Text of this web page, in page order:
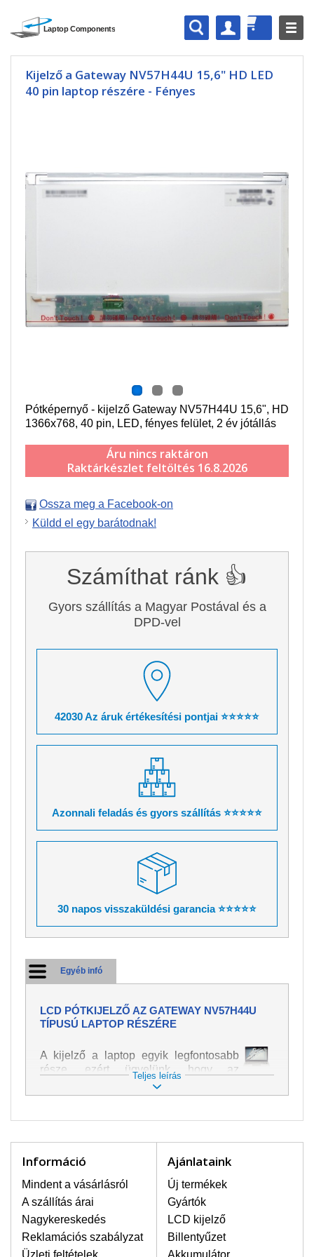
Kijelző a Gateway NV57H44U 15,6" HD LED
40 pin laptop részére - Fényes
Pótképernyő - kijelző Gateway NV57H44U 15,6", HD
1366x768, 40 pin, LED, fényes felület, 2 év jótállás
Áru nincs raktáron
Raktárkészlet feltöltés 16.8.2026
Ossza meg a Facebook-on
Küldd el egy barátodnak!
Számíthat ránk 👍
Gyors szállítás a Magyar Postával és a
DPD-vel
42030 Az áruk értékesítési pontjai ⭐⭐⭐⭐⭐
Azonnali feladás és gyors szállítás ⭐⭐⭐⭐⭐
30 napos visszaküldési garancia ⭐⭐⭐⭐⭐
Egyéb infó
LCD PÓTKIJELZŐ AZ GATEWAY NV57H44U
TÍPUSÚ LAPTOP RÉSZÉRE
A kijelző a laptop egyik legfontosabb
része, ezért ügyelünk, hogy az
pótalkatrész a legjobb minőségű
legyen. A kép és szöveg különféle
laptoppal legnagyobb óvatossággal
bekövetkezett sérülések közé a
mechanikai sérüléseket lehet besorolni,
mint pl. széttört vagy megrepedt kijelző.
Továbbá még a függőleges csíkozást,
kijelző sötétségét, villogását vagy
egyenetlen fényességét.
Teljes leírás
Információ
Mindent a vásárlásról
A szállítás árai
Nagykereskedés
Reklamációs szabályzat
Üzleti feltételek
Ajánlataink
Új termékek
Gyártók
LCD kijelző
Billentyűzet
Akkumulátor